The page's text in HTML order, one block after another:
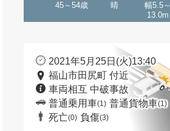
45～54歳 晴
幅5.5～
13.0m
2021年5月25日(火)13:40
福山市田尻町 付近
車両相互 中破事故
普通乗用車(1) 普通貨物車(1)
死亡(0) 負傷(3)